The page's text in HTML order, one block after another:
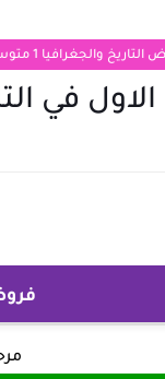
والجغرافيا 1 متوسط
في
فروض